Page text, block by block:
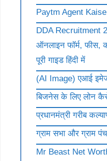
Paytm Agent
DDA Recruitment
ऑनलाइन फॉर्म, फीस,
पूरी गाइड हिंदी में
(AI Image) एआई
बिजनेस के लिए लोन
प्रधानमंत्री गरीब
ग्राम सभा और ग्राम
Mr Beast Net